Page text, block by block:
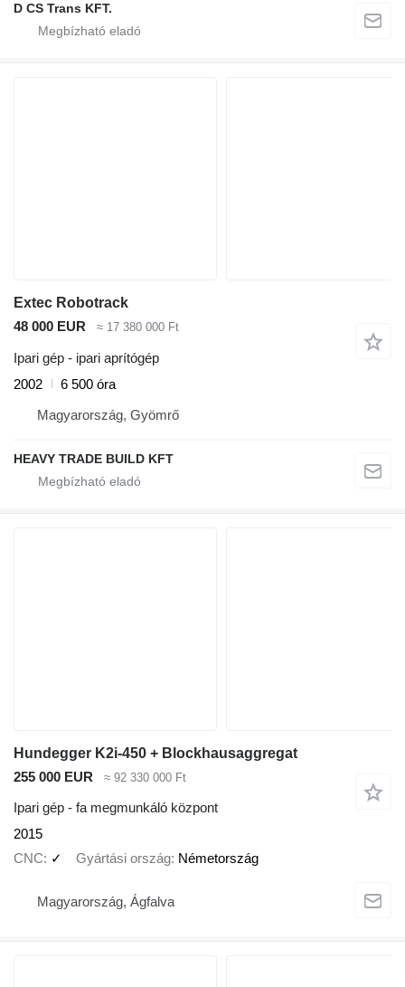
D CS Trans KFT.
Extec Robotrack
48 000 EUR
≈ 17 380 000 Ft
Ipari gép - ipari aprítógép
2002
6 500 óra
Magyarország, Gyömrő
HEAVY TRADE BUILD KFT
Hundegger K2i-450 + Blockhausaggregat
255 000 EUR
≈ 92 330 000 Ft
Ipari gép - fa megmunkáló központ
2015
CNC
✓ Gyártási ország Németország
Magyarország, Ágfalva